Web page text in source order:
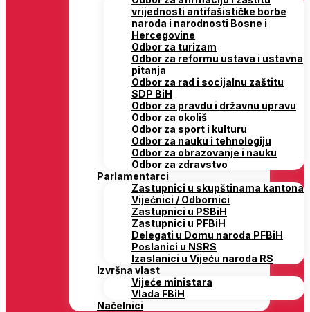
vrijednosti antifašističke borbe
naroda i narodnosti Bosne i
Hercegovine
Odbor za turizam
Odbor za reformu ustava i ustavna
pitanja
Odbor za rad i socijalnu zaštitu
SDP BiH
Odbor za pravdu i državnu upravu
Odbor za okoliš
Odbor za sport i kulturu
Odbor za nauku i tehnologiju
Odbor za obrazovanje i nauku
Odbor za zdravstvo
Parlamentarci
Zastupnici u skupštinama kantona
Vijećnici / Odbornici
Zastupnici u PSBiH
Zastupnici u PFBiH
Delegati u Domu naroda PFBiH
Poslanici u NSRS
Izaslanici u Vijeću naroda RS
Izvršna vlast
Vijeće ministara
Vlada FBiH
Načelnici